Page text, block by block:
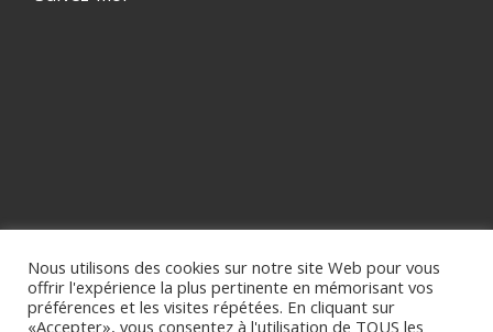
Nous utilisons des cookies sur notre site Web pour vous
offrir l'expérience la plus pertinente en mémorisant vos
préférences et les visites répétées. En cliquant sur
«Accepter», vous consentez à l'utilisation de TOUS les